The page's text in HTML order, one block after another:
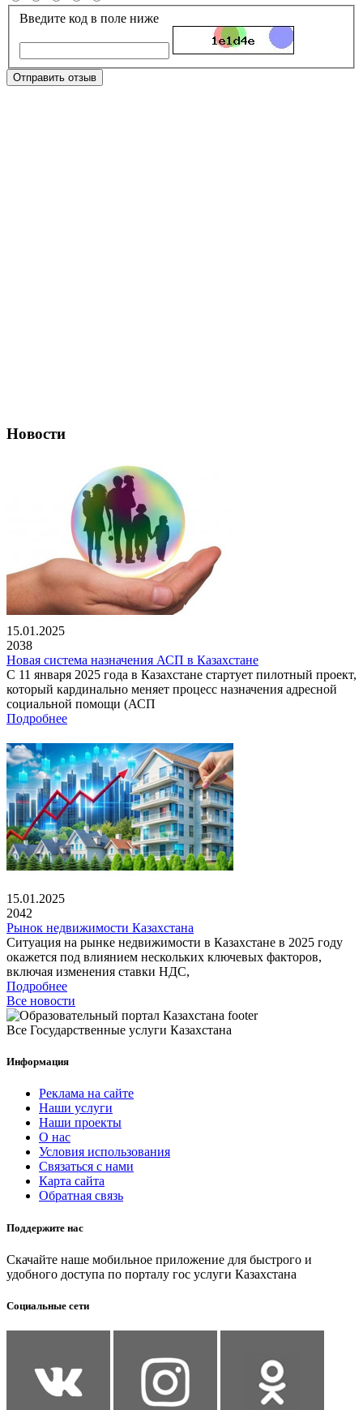
Введите код в поле ниже
Отправить отзыв
Новости
15.01.2025
2038
Новая система назначения АСП в Казахстане
С 11 января 2025 года в Казахстане стартует пилотный проект,
который кардинально меняет процесс назначения адресной
социальной помощи (АСП
Подробнее
15.01.2025
2042
Рынок недвижимости Казахстана
Ситуация на рынке недвижимости в Казахстане в 2025 году
окажется под влиянием нескольких ключевых факторов,
включая изменения ставки НДС,
Подробнее
Все новости
Все Государственные услуги Казахстана
Информация
Реклама на сайте
Наши услуги
Наши проекты
О нас
Условия использования
Связаться с нами
Карта сайта
Обратная связь
Поддержите нас
Скачайте наше мобильное приложение для быстрого и
удобного доступа по порталу гос услуги Казахстана
Социальные сети